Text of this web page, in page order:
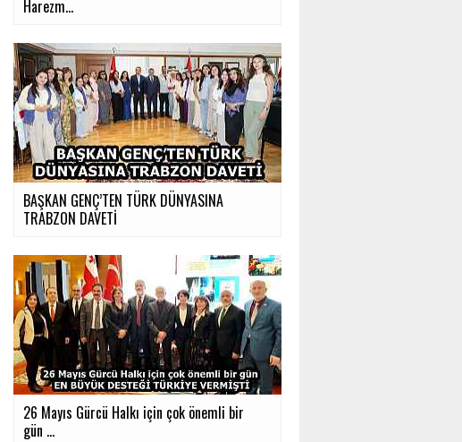
Harezm...
BAŞKAN GENÇ’TEN TÜRK DÜNYASINA
TRABZON DAVETİ
26 Mayıs Gürcü Halkı için çok önemli bir
gün ...